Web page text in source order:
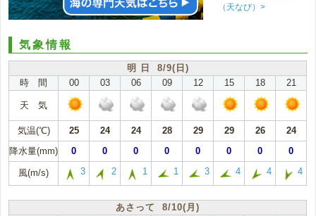
（天なび）>
気象情報
明 日 8/9(日)
時 間
00 03 06 09 12 15 18 21
天 気
気温(℃) 25 24 24 28 29 29 26
24
降水量(mm)
0 0 0 0 0 0 0 0
風(m/s) 3 2 1 1 3 4 4 4
あさって 8/10(月)